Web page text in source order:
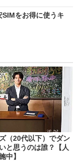
をお得に使うキ
（20代以下）でダン
と思うのは誰？【人
中】